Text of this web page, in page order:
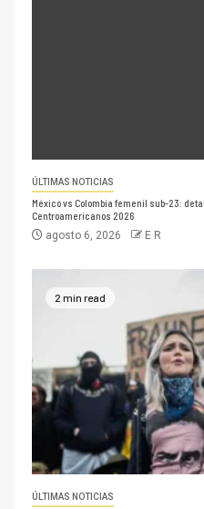
ÚLTIMAS NOTICIAS
México vs Colombia femenil sub-23:
Centroamericanos 2026
agosto 6, 2026 E R
2 min read
ÚLTIMAS NOTICIAS